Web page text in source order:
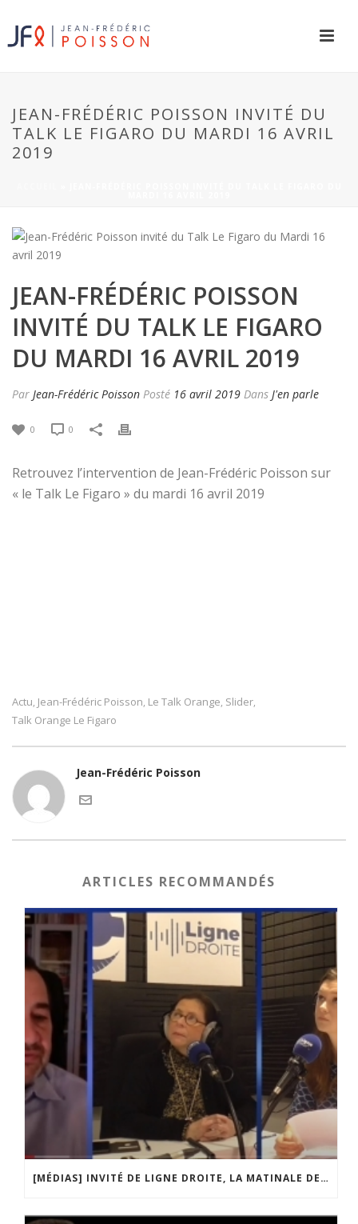
JEAN-FRÉDÉRIC POISSON INVITÉ DU
TALK LE FIGARO DU MARDI 16 AVRIL
2019
JEAN-FRÉDÉRIC POISSON
INVITÉ DU TALK LE FIGARO
DU MARDI 16 AVRIL 2019
Par Jean-Frédéric Poisson Posté 16 avril 2019 Dans J'en parle
0 0
Retrouvez l’intervention de Jean-Frédéric Poisson sur
« le Talk Le Figaro » du mardi 16 avril 2019
Actu, Jean-Frédéric Poisson, Le Talk Orange, Slider,
Talk Orange Le Figaro
Jean-Frédéric Poisson
ARTICLES RECOMMANDÉS
[MÉDIAS] INVITÉ DE LIGNE DROITE, LA MATINALE DE RADIO COURTOISIE